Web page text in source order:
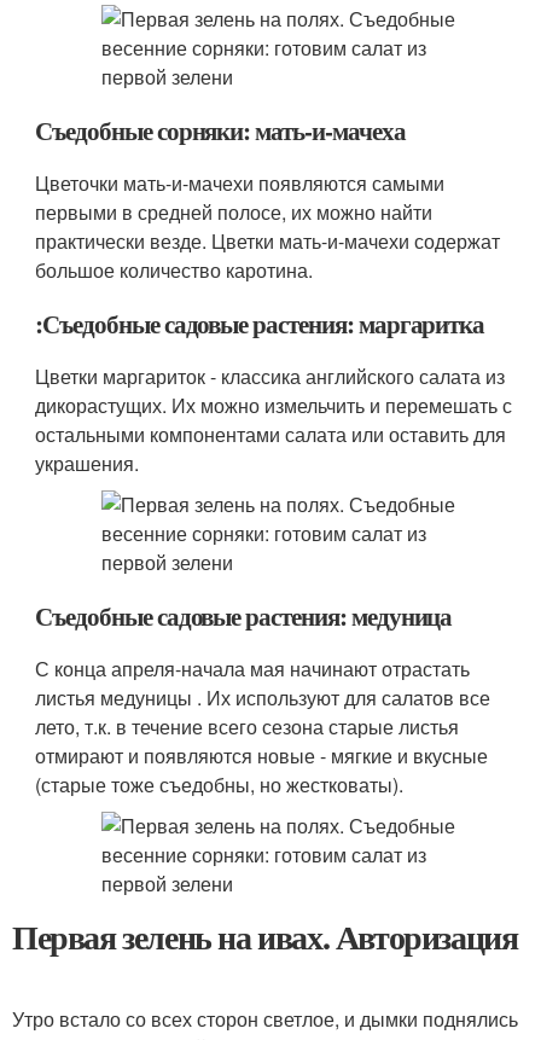
Съедобные сорняки: мать-и-мачеха
Цветочки мать-и-мачехи появляются самыми
первыми в средней полосе, их можно найти
практически везде. Цветки мать-и-мачехи содержат
большое количество каротина.
:Съедобные садовые растения: маргаритка
Цветки маргариток - классика английского салата из
дикорастущих. Их можно измельчить и перемешать с
остальными компонентами салата или оставить для
украшения.
Съедобные садовые растения: медуница
С конца апреля-начала мая начинают отрастать
листья медуницы . Их используют для салатов все
лето, т.к. в течение всего сезона старые листья
отмирают и появляются новые - мягкие и вкусные
(старые тоже съедобны, но жестковаты).
Первая зелень на ивах. Авторизация
Утро встало со всех сторон светлое, и дымки поднялись